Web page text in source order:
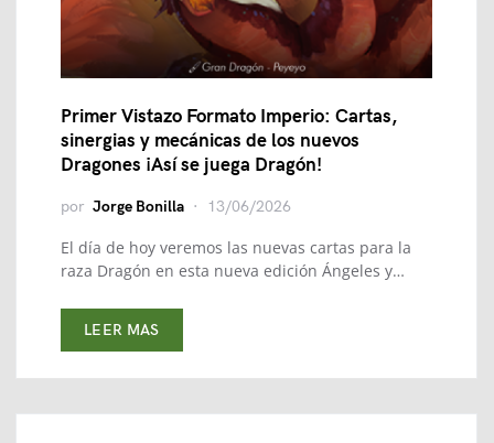
Primer Vistazo Formato Imperio: Cartas,
sinergias y mecánicas de los nuevos
Dragones ¡Así se juega Dragón!
por Jorge Bonilla 13/06/2026
El día de hoy veremos las nuevas cartas para la
raza Dragón en esta nueva edición Ángeles y…
LEER MAS